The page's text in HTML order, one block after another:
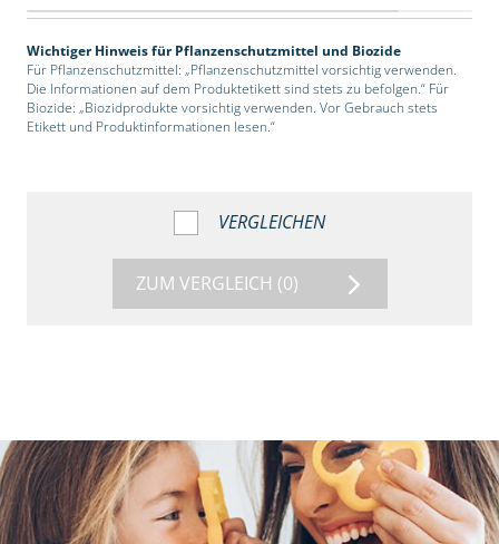
Wichtiger Hinweis für Pflanzenschutzmittel und Biozide
Für Pflanzenschutzmittel: „Pflanzenschutzmittel vorsichtig verwenden.
Die Informationen auf dem Produktetikett sind stets zu befolgen.“ Für
Biozide: „Biozidprodukte vorsichtig verwenden. Vor Gebrauch stets
Etikett und Produktinformationen lesen.“
VERGLEICHEN
ZUM VERGLEICH (0)